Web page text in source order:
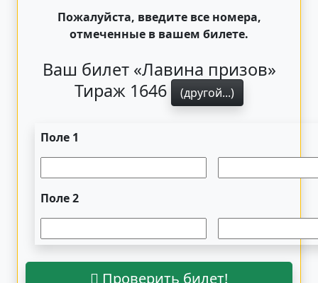
Пожалуйста, введите все номера,
отмеченные в вашем билете.
Ваш билет «Лавина призов»
Тираж 1646
(другой...)
Поле 1
Поле 2
Проверить билет!